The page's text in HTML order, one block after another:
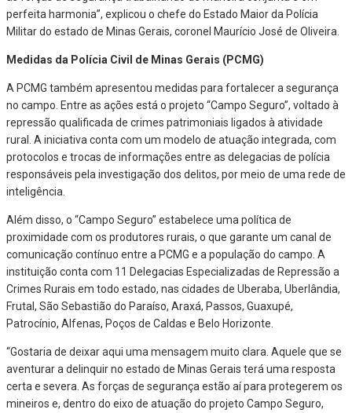
perfeita harmonia”, explicou o chefe do Estado Maior da Polícia
Militar do estado de Minas Gerais, coronel Maurício José de Oliveira.
Medidas da Polícia Civil de Minas Gerais (PCMG)
A PCMG também apresentou medidas para fortalecer a segurança
no campo. Entre as ações está o projeto “Campo Seguro”, voltado à
repressão qualificada de crimes patrimoniais ligados à atividade
rural. A iniciativa conta com um modelo de atuação integrada, com
protocolos e trocas de informações entre as delegacias de polícia
responsáveis pela investigação dos delitos, por meio de uma rede de
inteligência.
Além disso, o “Campo Seguro” estabelece uma política de
proximidade com os produtores rurais, o que garante um canal de
comunicação contínuo entre a PCMG e a população do campo. A
instituição conta com 11 Delegacias Especializadas de Repressão a
Crimes Rurais em todo estado, nas cidades de Uberaba, Uberlândia,
Frutal, São Sebastião do Paraíso, Araxá, Passos, Guaxupé,
Patrocínio, Alfenas, Poços de Caldas e Belo Horizonte.
“Gostaria de deixar aqui uma mensagem muito clara. Aquele que se
aventurar a delinquir no estado de Minas Gerais terá uma resposta
certa e severa. As forças de segurança estão aí para protegerem os
mineiros e, dentro do eixo de atuação do projeto Campo Seguro,